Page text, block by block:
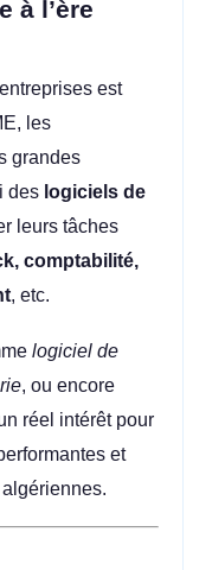
à l’ère
est
les
grandes
des logiciels de
leurs tâches
comptabilité,
, etc.
logiciel de
, ou encore
réel intérêt pour
et